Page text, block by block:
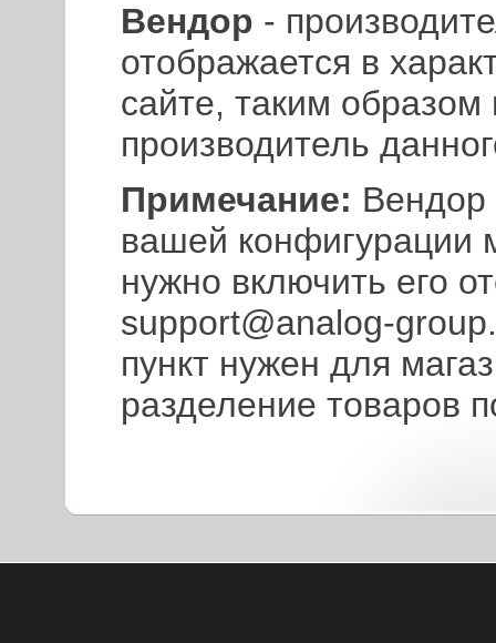
Вендор -
отображается в
сайте, таким образом
производитель
Примечание: Вендор
вашей конфигурации
нужно включить его
support@analog-
пункт нужен для
разделение товаров